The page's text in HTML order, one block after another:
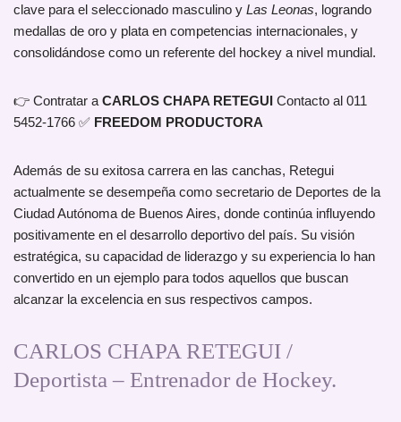
clave para el seleccionado masculino y Las Leonas, logrando
medallas de oro y plata en competencias internacionales, y
consolidándose como un referente del hockey a nivel mundial.
👉 Contratar a CARLOS CHAPA RETEGUI Contacto al 011
5452-1766 ✅ FREEDOM PRODUCTORA
Además de su exitosa carrera en las canchas, Retegui
actualmente se desempeña como secretario de Deportes de la
Ciudad Autónoma de Buenos Aires, donde continúa influyendo
positivamente en el desarrollo deportivo del país. Su visión
estratégica, su capacidad de liderazgo y su experiencia lo han
convertido en un ejemplo para todos aquellos que buscan
alcanzar la excelencia en sus respectivos campos.
CARLOS CHAPA RETEGUI /
Deportista – Entrenador de Hockey.